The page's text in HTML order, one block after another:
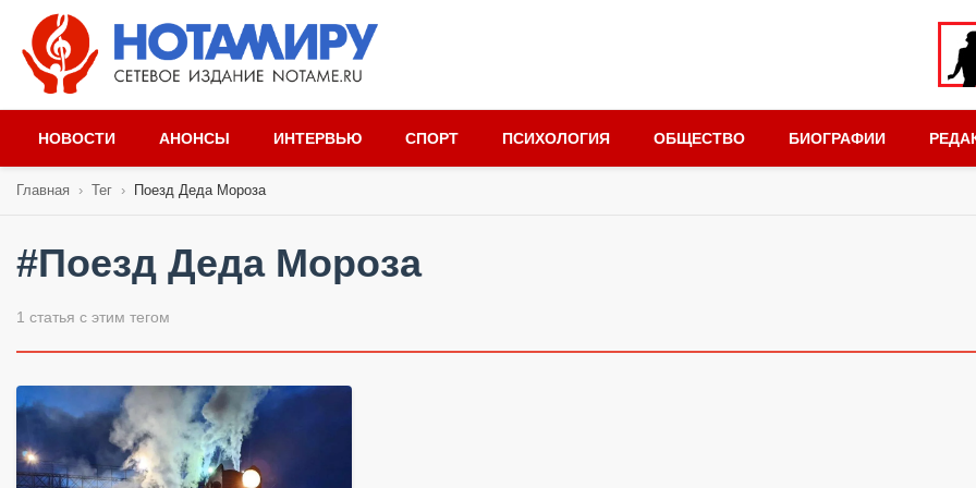
НОВОСТИ АНОНСЫ ИНТЕРВЬЮ СПОРТ ПСИХОЛОГИЯ ОБЩЕСТВО БИОГРАФИИ
Главная › Тег › Поезд Деда Мороза
#Поезд Деда Мороза
1 статья с этим тегом